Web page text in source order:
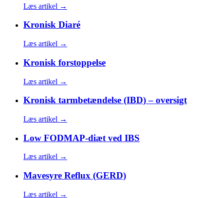
Læs artikel →
Kronisk Diaré
Læs artikel →
Kronisk forstoppelse
Læs artikel →
Kronisk tarmbetændelse (IBD) – oversigt
Læs artikel →
Low FODMAP-diæt ved IBS
Læs artikel →
Mavesyre Reflux (GERD)
Læs artikel →